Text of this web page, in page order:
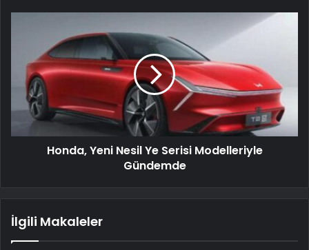
Honda, Yeni Nesil Ye Serisi Modelleriyle
Gündemde
İlgili Makaleler